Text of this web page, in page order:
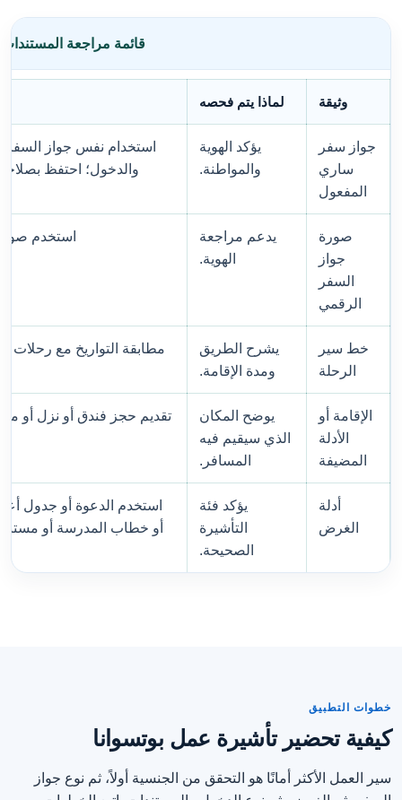
قائمة مراجعة
وثيقة لماذا يتم فحصه
جواز سفر
ساري
المفعول
يؤكد الهوية
والمواطنة.
استخدام نفس جواز السفر
والدخول؛ احتفظ
صورة
جواز
السفر
الرقمي
يدعم مراجعة
الهوية.
استخدم
خط سير
الرحلة
يشرح الطريق
ومدة الإقامة.
مطابقة التواريخ مع رحلات
الإقامة أو
الأدلة
المضيفة
يوضح المكان
الذي سيقيم فيه
المسافر.
تقديم حجز فندق أو نزل أو
أدلة
الغرض
يؤكد فئة
التأشيرة
الصحيحة.
استخدم الدعوة أو جدول
أو خطاب المدرسة أو
خطوات التطبيق
كيفية تحضير تأشيرة عمل بوتسوانا
سير العمل الأكثر أمانًا هو التحقق من الجنسية أولاً، ثم نوع جواز